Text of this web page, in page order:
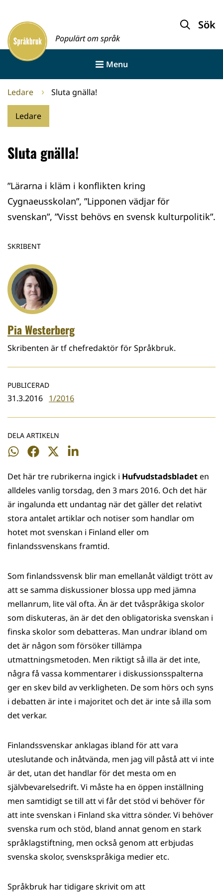
innehållet
Framsida
Populärt om språk
Sök
Menu
Ledare Sluta gnälla!
Ledare
Sluta gnälla!
”Lärarna i kläm i konflikten kring
Cygnaeusskolan”, ”Lipponen vädjar för
svenskan”, ”Visst behövs en svensk kulturpolitik”.
SKRIBENT
Pia Westerberg
Skribenten är tf chefredaktör för Språkbruk.
PUBLICERAD
31.3.2016 1/2016
DELA ARTIKELN
Dela
WhatsApp
Dela
Facebook
Dela
Twitter
Dela
LinkedIn
Det här tre rubrikerna ingick i Hufvudstadsbladeten
alldeles vanlig torsdag, den 3 mars 2016. Och det här
är ingalunda ett undantag när det gäller det relativt
stora antalet artiklar och notiser som handlar om
hotet mot svenskan i Finland eller om
finlandssvenskans framtid.
Som finlandssvensk blir man emellanåt väldigt trött av
att se samma diskussioner blossa upp med jämna
mellanrum, lite väl ofta. Än är det tvåspråkiga skolor
som diskuteras, än är det den obligatoriska svenskan i
finska skolor som debatteras. Man undrar ibland om
det är någon som försöker tillämpa
utmattningsmetoden. Men riktigt så illa är det inte,
några få vassa kommentarer i diskussionsspalterna
ger en skev bild av verkligheten. De som hörs och syns
i debatten är inte i majoritet och det är inte så illa som
det verkar.
Finlandssvenskar anklagas ibland för att vara
uteslutande och inåtvända, men jag vill påstå att vi inte
är det, utan det handlar för det mesta om en
självbevarelsedrift. Vi måste ha en öppen inställning
men samtidigt se till att vi får det stöd vi behöver för
att inte svenskan i Finland ska vittra sönder. Vi behöver
svenska rum och stöd, bland annat genom en stark
språklagstiftning, men också genom att erbjudas
svenska skolor, svenskspråkiga medier etc.
Språkbruk har tidigare skrivit om att